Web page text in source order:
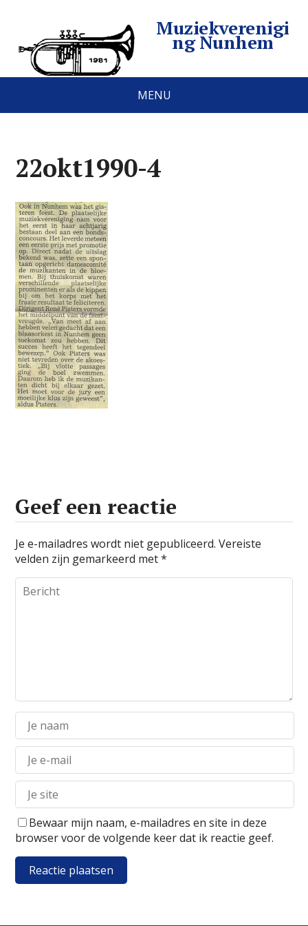
Muziekverenigi
ng Nunhem
MENU
22okt1990-4
Geef een reactie
Je e-mailadres wordt niet gepubliceerd. Vereiste
velden zijn gemarkeerd met*
Bewaar mijn naam, e-mailadres en site in deze
browser voor de volgende keer dat ik reactie geef.